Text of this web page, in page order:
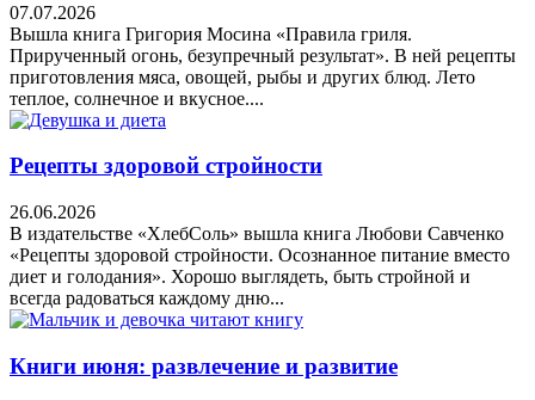
07.07.2026
Вышла книга Григория Мосина «Правила гриля.
Прирученный огонь, безупречный результат». В ней рецепты
приготовления мяса, овощей, рыбы и других блюд. Лето
теплое, солнечное и вкусное....
Рецепты здоровой стройности
26.06.2026
В издательстве «ХлебСоль» вышла книга Любови Савченко
«Рецепты здоровой стройности. Осознанное питание вместо
диет и голодания». Хорошо выглядеть, быть стройной и
всегда радоваться каждому дню...
Книги июня: развлечение и развитие